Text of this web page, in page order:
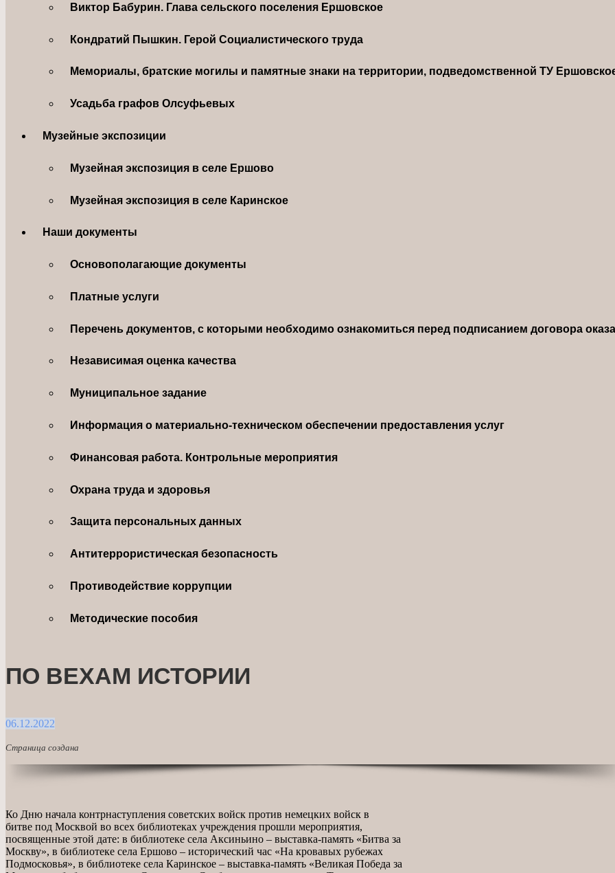
Виктор Бабурин. Глава сельского поселения Ершовское
Кондратий Пышкин. Герой Социалистического труда
Мемориалы, братские могилы и памятные знаки на территории, подведомственной ТУ
Усадьба графов Олсуфьевых
Музейные экспозиции
Музейная экспозиция в селе Ершово
Музейная экспозиция в селе Каринское
Наши документы
Основополагающие документы
Платные услуги
Перечень документов, с которыми необходимо ознакомиться перед подписанием договора
Независимая оценка качества
Муниципальное задание
Информация о материально-техническом обеспечении предоставления услуг
Финансовая работа. Контрольные мероприятия
Охрана труда и здоровья
Защита персональных данных
Антитеррористическая безопасность
Противодействие коррупции
Методические пособия
ПО ВЕХАМ ИСТОРИИ
06.12.2022
Страница создана
Ко Дню начала контрнаступления советских войск против немецких войск в
битве под Москвой во всех библиотеках учреждения прошли мероприятия,
посвященные этой дате: в библиотеке села Аксиньино – выставка-память «Битва за
Москву», в библиотеке села Ершово – исторический час «На кровавых рубежах
Подмосковья», в библиотеке села Каринское – выставка-память «Великая Победа за